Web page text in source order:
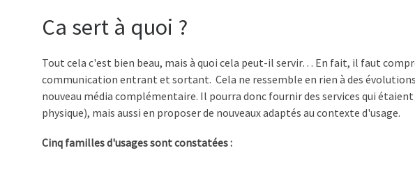
Ca sert à quoi ?
Tout cela c'est bien beau, mais à quoi cela peut-il servir… En fait, il faut
communication entrant et sortant. Cela ne ressemble en rien à des
nouveau média complémentaire. Il pourra donc fournir des services qui
physique), mais aussi en proposer de nouveaux adaptés au contexte d'usage.
Cinq familles d'usages sont constatées :